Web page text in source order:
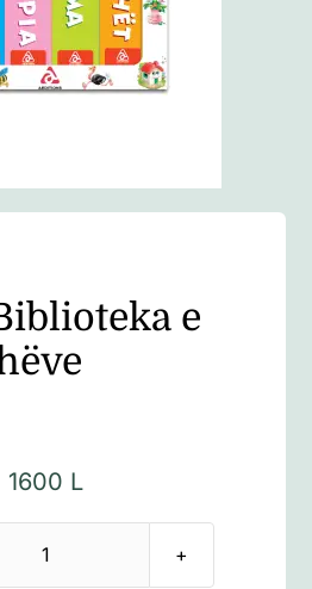
Anglisht
Evente
Blog
e
1600 L
Sasi